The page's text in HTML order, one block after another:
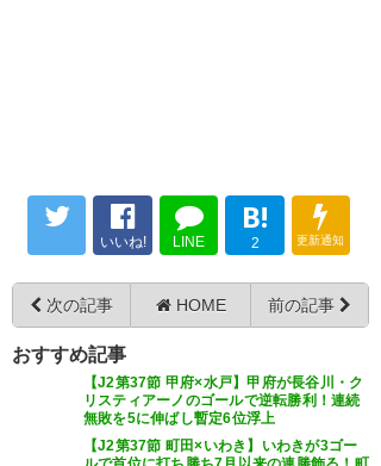
いいね! LINE
B!
2 更新通知
次の記事 HOME 前の記事
おすすめ記事
【J2第37節 甲府×水戸】甲府が長谷川・ク
リスティアーノのゴールで逆転勝利！連続
無敗を5に伸ばし暫定6位浮上
【J2第37節 町田×いわき】いわきが3ゴー